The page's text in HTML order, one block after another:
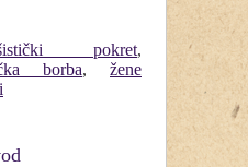
pokret,
borba, žene